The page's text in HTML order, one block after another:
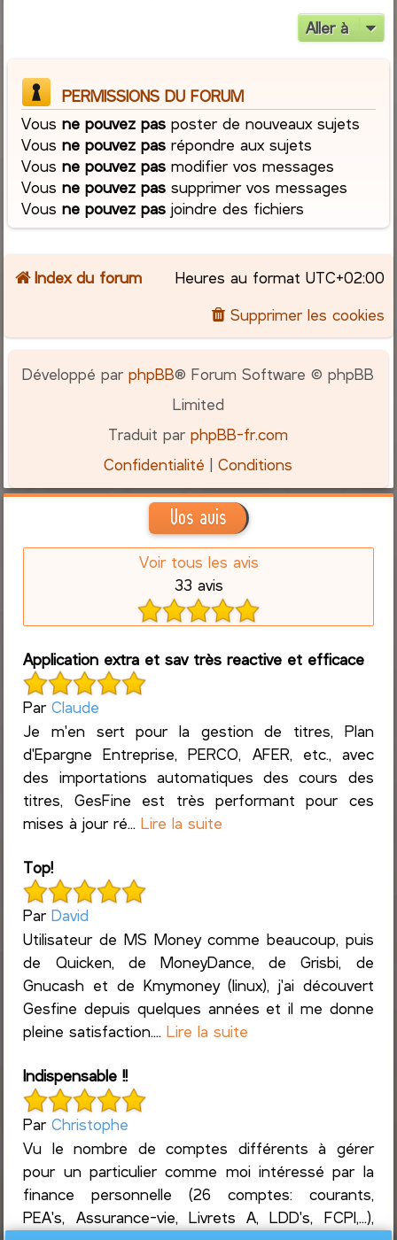
Aller à
PERMISSIONS DU FORUM
Vousne pouvez pas poster de nouveaux sujets
Vousne pouvez pas répondre aux sujets
Vousne pouvez pas modifier vos messages
Vousne pouvez pas supprimer vos messages
Vousne pouvez pas joindre des fichiers
Index du forum Heures au format UTC+02:00
Supprimer les cookies
Développé parphpBB® Forum Software © phpBB
Limited
Traduit parphpBB-fr.com
Confidentialité |Conditions
Vos avis
Voir tous les avis
33 avis
Application extra et sav très reactive et efficace
ParClaude
Je m'en sert pour la gestion de titres, Plan
d'Epargne Entreprise, PERCO, AFER, etc., avec
des importations automatiques des cours des
titres, GesFine est très performant pour ces
mises à jour ré...Lire la suite
Top!
ParDavid
Utilisateur de MS Money comme beaucoup, puis
de Quicken, de MoneyDance, de Grisbi, de
Gnucash et de Kmymoney (linux), j'ai découvert
Gesfine depuis quelques années et il me donne
pleine satisfaction....Lire la suite
Indispensable !!
ParChristophe
Vu le nombre de comptes différents à gérer
pour un particulier comme moi intéressé par la
finance personnelle (26 comptes: courants,
PEA's, Assurance-vie, Livrets A, LDD's, FCPI,...),